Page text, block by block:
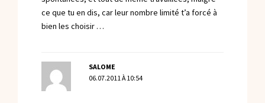
ce que tu en dis, car leur nombre limité t’a forcé à
bien les choisir …
SALOME
06.07.2011 À 10:54